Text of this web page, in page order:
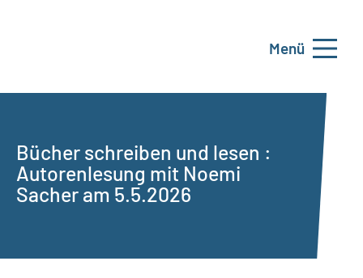
Menü
Bücher schreiben und lesen :
Autorenlesung mit Noemi
Sacher am 5.5.2026